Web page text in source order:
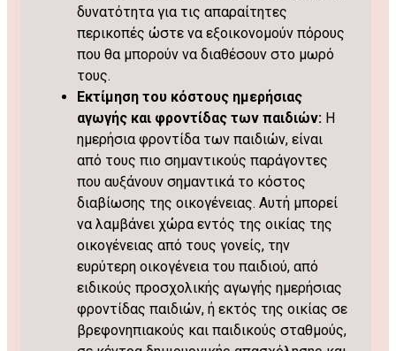
δυνατότητα για τις απαραίτητες
περικοπές ώστε να εξοικονομούν πόρους
που θα μπορούν να διαθέσουν στο μωρό
τους.
Εκτίμηση του κόστους ημερήσιας
αγωγής και φροντίδας των παιδιών:Η
ημερήσια φροντίδα των παιδιών, είναι
από τους πιο σημαντικούς παράγοντες
που αυξάνουν σημαντικά το κόστος
διαβίωσης της οικογένειας. Αυτή μπορεί
να λαμβάνει χώρα εντός της οικίας της
οικογένειας από τους γονείς, την
ευρύτερη οικογένεια του παιδιού, από
ειδικούς προσχολικής αγωγής ημερήσιας
φροντίδας παιδιών, ή εκτός της οικίας σε
βρεφονηπιακούς και παιδικούς σταθμούς,